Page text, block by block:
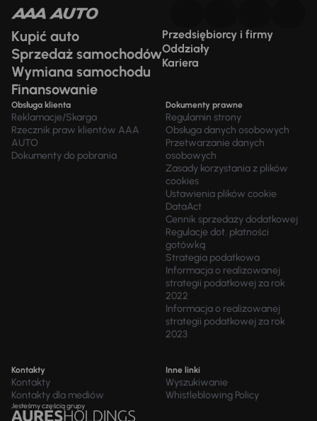
Kupić auto
Sprzedaż samochodów
Wymiana samochodu
Finansowanie
Przedsiębiorcy i firmy
Oddziały
Kariera
Obsługa klienta
Reklamacje/Skarga
Rzecznik praw klientów AAA
AUTO
Dokumenty do pobrania
Dokumenty prawne
Regulamin strony
Obsługa danych osobowych
Przetwarzanie danych
osobowych
Zasady korzystania z plików
cookies
Ustawienia plików cookie
DataAct
Cennik sprzedaży dodatkowej
Regulacje dot. płatności
gotówką
Strategia podatkowa
Informacja o realizowanej
strategii podatkowej za rok
2022
Informacja o realizowanej
strategii podatkowej za rok
2023
Kontakty
Kontakty
Kontakty dla mediów
Inne linki
Wyszukiwanie
Whistleblowing Policy
Jesteśmy częścią grupy